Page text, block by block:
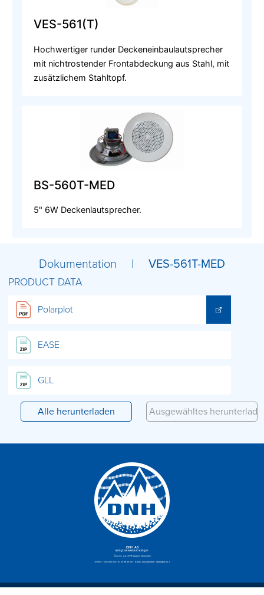
VES-561(T)
Hochwertiger runder Deckeneinbaulautsprecher
mit nichtrostender Frontabdeckung aus Stahl, mit
zusätzlichem Stahltopf.
BS-560T-MED
5" 6W Deckenlautsprecher.
Dokumentation | VES-561T-MED
PRODUCT DATA
Polarplot
EASE
GLL
DNH AS
Bringt die Welt zum Klingen
Gruvevn. 2-4, 3770 Kragerø, Norwegen
Telefon: + [encode text=“47 35 98 56 00″]| E-Mail: [encode text=“dnh@dnh.no“]